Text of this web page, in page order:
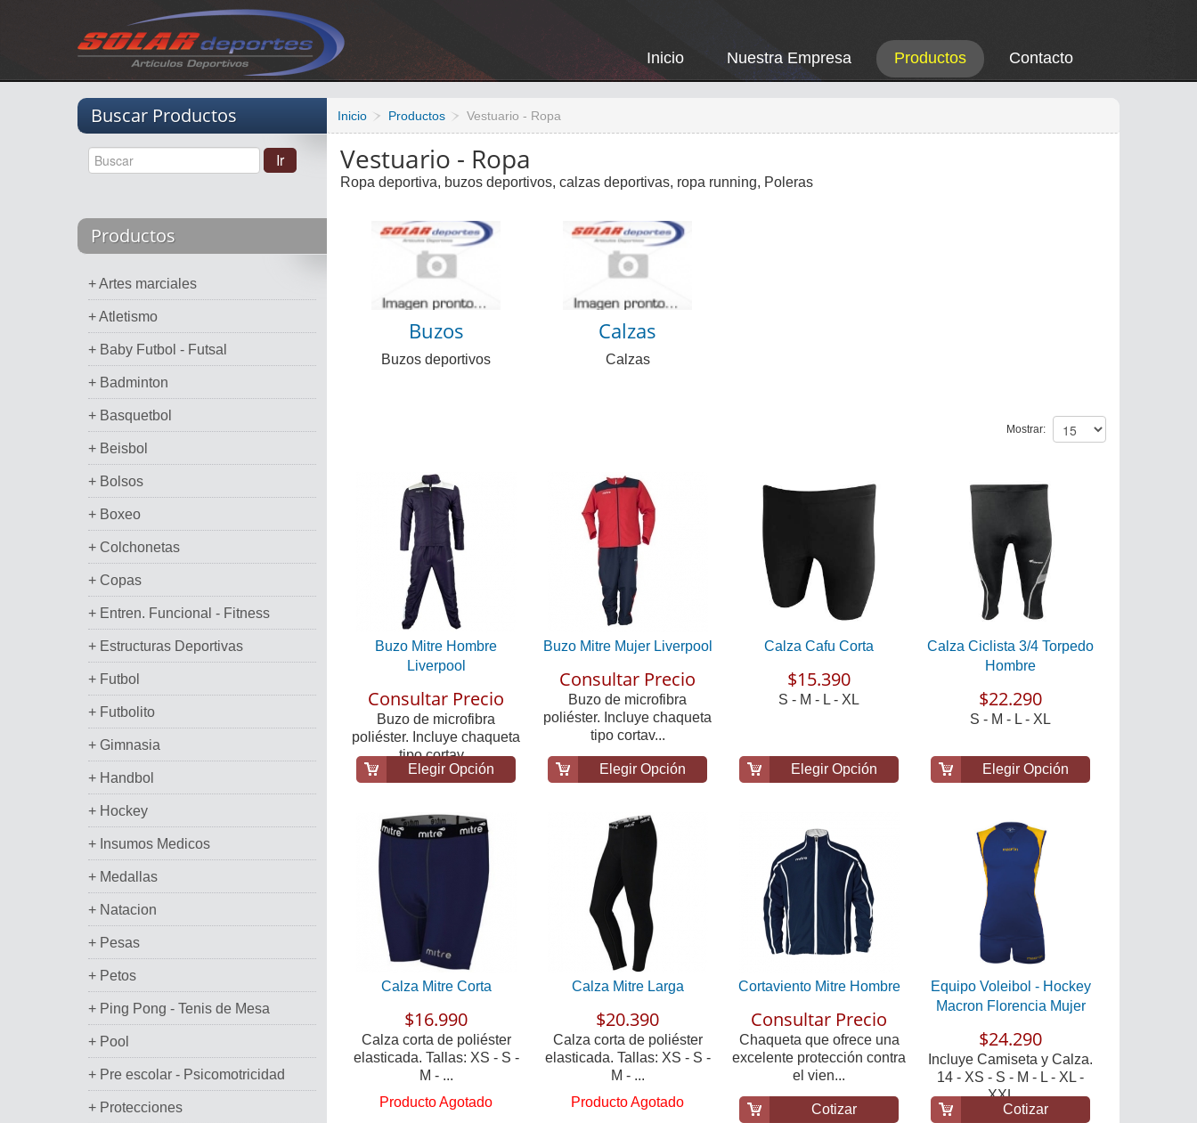
Inicio Nuestra Empresa Productos Contacto
Buscar Productos
Productos
+ Artes marciales
+ Atletismo
+ Baby Futbol - Futsal
+ Badminton
+ Basquetbol
+ Beisbol
+ Bolsos
+ Boxeo
+ Colchonetas
+ Copas
+ Entren. Funcional - Fitness
+ Estructuras Deportivas
+ Futbol
+ Futbolito
+ Gimnasia
+ Handbol
+ Hockey
+ Insumos Medicos
+ Medallas
+ Natacion
+ Pesas
+ Petos
+ Ping Pong - Tenis de Mesa
+ Pool
+ Pre escolar - Psicomotricidad
+ Protecciones
Inicio Productos Vestuario - Ropa
Vestuario - Ropa
Ropa deportiva, buzos deportivos, calzas deportivas, ropa running, Poleras
Buzos
Buzos deportivos
Calzas
Calzas
Mostrar:
Buzo Mitre Hombre
Liverpool
Consultar Precio
Buzo de microfibra
poliéster. Incluye chaqueta
tipo cortav...
Elegir Opción
Buzo Mitre Mujer Liverpool
Consultar Precio
Buzo de microfibra
poliéster. Incluye chaqueta
tipo cortav...
Elegir Opción
Calza Cafu Corta
$15.390
S - M - L - XL
Elegir Opción
Calza Ciclista 3/4 Torpedo
Hombre
$22.290
S - M - L - XL
Elegir Opción
Calza Mitre Corta
$16.990
Calza corta de poliéster
elasticada. Tallas: XS - S -
M - ...
Producto Agotado
Calza Mitre Larga
$20.390
Calza corta de poliéster
elasticada. Tallas: XS - S -
M - ...
Producto Agotado
Cortaviento Mitre Hombre
Consultar Precio
Chaqueta que ofrece una
excelente protección contra
el vien...
Cotizar
Equipo Voleibol - Hockey
Macron Florencia Mujer
$24.290
Incluye Camiseta y Calza.
14 - XS - S - M - L - XL -
XXL. ...
Cotizar